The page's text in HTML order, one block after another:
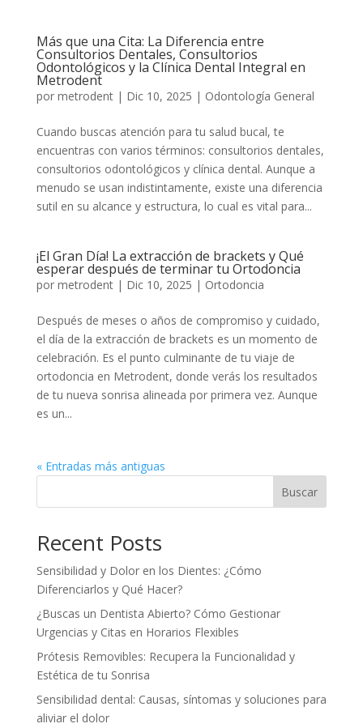
Más que una Cita: La Diferencia entre
Consultorios Dentales, Consultorios
Odontológicos y la Clínica Dental Integral en
Metrodent
por metrodent| Dic 10, 2025 | Odontología General
Cuando buscas atención para tu salud bucal, te
encuentras con varios términos: consultorios dentales,
consultorios odontológicos y clínica dental. Aunque a
menudo se usan indistintamente, existe una diferencia
sutil en su alcance y estructura, lo cual es vital para...
¡El Gran Día! La extracción de brackets y Qué
esperar después de terminar tu Ortodoncia
por metrodent| Dic 10, 2025 | Ortodoncia
Después de meses o años de compromiso y cuidado,
el día de la extracción de brackets es un momento de
celebración. Es el punto culminante de tu viaje de
ortodoncia en Metrodent, donde verás los resultados
de tu nueva sonrisa alineada por primera vez. Aunque
es un...
« Entradas más antiguas
Buscar
Recent Posts
Sensibilidad y Dolor en los Dientes: ¿Cómo
Diferenciarlos y Qué Hacer?
¿Buscas un Dentista Abierto? Cómo Gestionar
Urgencias y Citas en Horarios Flexibles
Prótesis Removibles: Recupera la Funcionalidad y
Estética de tu Sonrisa
Sensibilidad dental: Causas, síntomas y soluciones para
aliviar el dolor